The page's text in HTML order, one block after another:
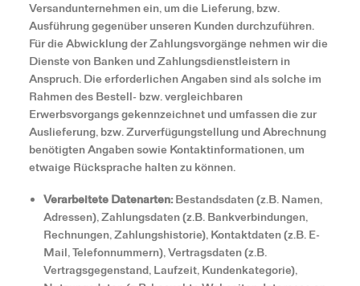
Versandunternehmen ein, um die Lieferung, bzw.
Ausführung gegenüber unseren Kunden durchzuführen.
Für die Abwicklung der Zahlungsvorgänge nehmen wir die
Dienste von Banken und Zahlungsdienstleistern in
Anspruch. Die erforderlichen Angaben sind als solche im
Rahmen des Bestell- bzw. vergleichbaren
Erwerbsvorgangs gekennzeichnet und umfassen die zur
Auslieferung, bzw. Zurverfügungstellung und Abrechnung
benötigten Angaben sowie Kontaktinformationen, um
etwaige Rücksprache halten zu können.
Verarbeitete Datenarten:Bestandsdaten (z.B. Namen,
Adressen), Zahlungsdaten (z.B. Bankverbindungen,
Rechnungen, Zahlungshistorie), Kontaktdaten (z.B. E-
Mail, Telefonnummern), Vertragsdaten (z.B.
Vertragsgegenstand, Laufzeit, Kundenkategorie),